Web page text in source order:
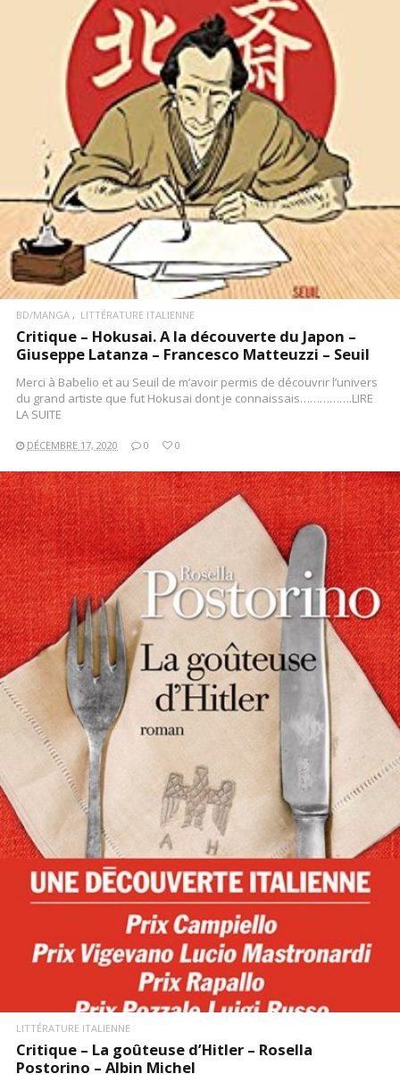
LIRE LA SUITE
BD/MANGA LITTÉRATURE ITALIENNE
Critique – Hokusai. A la découverte du Japon –
Giuseppe Latanza – Francesco Matteuzzi – Seuil
Merci à Babelio et au Seuil de m’avoir permis de découvrir l’univers
du grand artiste que fut Hokusai dont je connaissais…………….LIRE
LA SUITE
DÉCEMBRE 17, 2020 0 0
LIRE LA SUITE
LITTÉRATURE ITALIENNE
Critique – La goûteuse d’Hitler – Rosella
Postorino – Albin Michel